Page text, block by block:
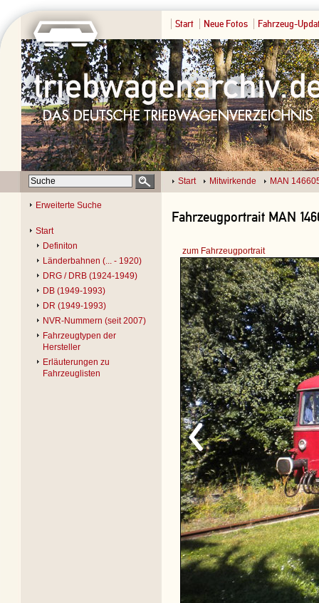
Start Neue Fotos Fahrzeug-
Start Mitwirkende MAN
Erweiterte Suche
Start
Definiton
Länderbahnen (... - 1920)
DRG / DRB (1924-1949)
DB (1949-1993)
DR (1949-1993)
NVR-Nummern (seit 2007)
Fahrzeugtypen der
Hersteller
Erläuterungen zu
Fahrzeuglisten
Fahrzeugportrait MAN
zum Fahrzeugportrait